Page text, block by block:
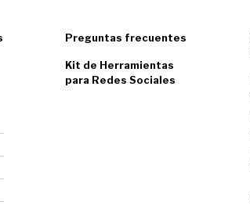
Preguntas frecuentes
Kit de Herramientas
para Redes Sociales